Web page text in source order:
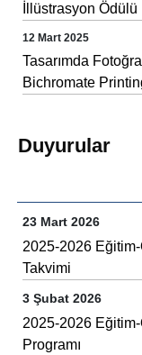
İllüstrasyon Ödülü
12 Mart 2025
Tasarımda
Bichromate
Duyurular
23 Mart 2026
2025-2026 Eğitim-
Takvimi
3 Şubat 2026
2025-2026 Eğitim-Öğretim
Programı